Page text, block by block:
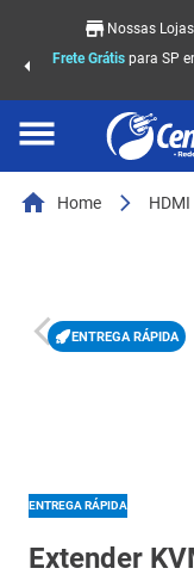
Nossas Lojas
Frete Grátispara SP
Home HDMI
ENTREGA RÁPIDA
ENTREGA RÁPIDA
Extender